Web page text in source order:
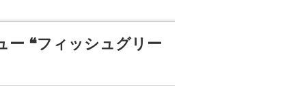
ー ❝フィッシュグリー